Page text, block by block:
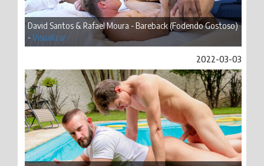
David Santos & Rafael Moura - Bareback (Fodendo Gostoso)
-Visualizar
2022-03-03